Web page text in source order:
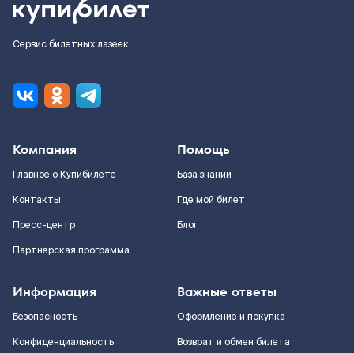
Сервис билетных лазеек
Компания
Главное о Купибилете
Контакты
Пресс-центр
Партнерская программа
Помощь
База знаний
Где мой билет
Блог
Информация
Безопасность
Конфиденциальность
Важные ответы
Оформление и покупка
Возврат и обмен билета